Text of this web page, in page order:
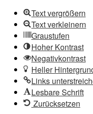
Text vergrößern
Text verkleinern
Graustufen
Hoher Kontrast
Negativkontrast
Heller
Links
Lesbare Schrift
Zurücksetzen